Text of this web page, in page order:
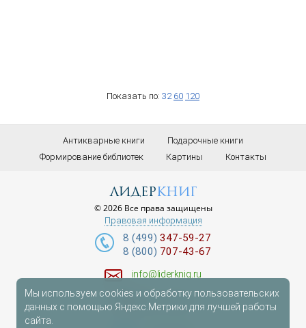
Показать по: 32 60 120
Антикварные книги
Подарочные книги
Формирование библиотек
Картины Контакты
лидеркниг
© 2026 Все права защищены
Правовая информация
8 (499) 347-59-27
8 (800) 707-43-67
info@liderknig.ru
Доставка
Мы используем cookies и обработку пользовательских
данных с помощью Яндекс.Метрики для лучшей работы
сайта.